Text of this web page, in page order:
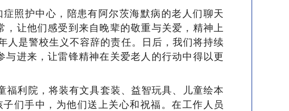
照护中心，陪患有阿尔茨海默病的老人们聊天
让他们感受到来自晚辈的敬重与关爱，精神上
人是警校生义不容辞的责任。日后，我们将持续
进来，让雷锋精神在关爱老人的行动中得以更
福利院，将装有文具套装、益智玩具、儿童绘本
们手中，为他们送上关心和祝福。在工作人员